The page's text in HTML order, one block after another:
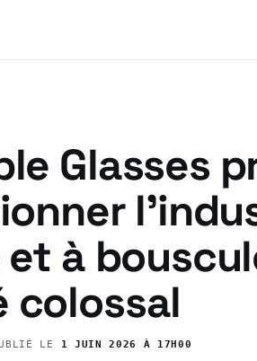
Glasses
à
colossal
LE 1 JUIN 2026 À 17H00